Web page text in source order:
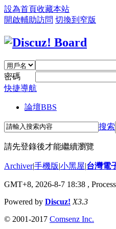
設為首頁收藏本站
開啟輔助訪問 切換到窄版
密碼
快捷導航
論壇BBS
搜索
請先登錄後才能繼續瀏覽
Archiver|手機版|小黑屋|台灣電
GMT+8, 2026-8-7 18:38 ,
Powered by Discuz! X3.3
© 2001-2017 Comsenz Inc.